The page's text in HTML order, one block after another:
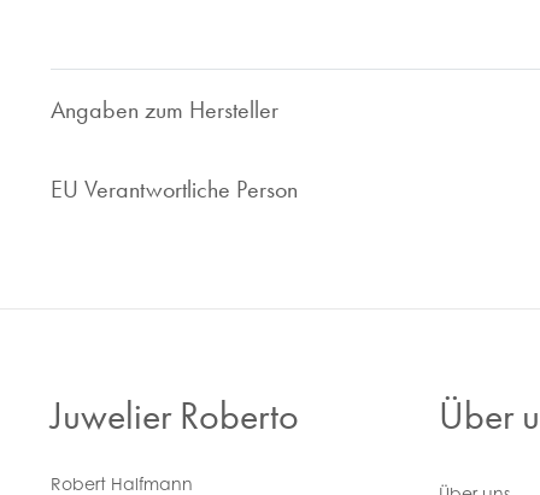
Angaben zum Hersteller
EU Verantwortliche Person
Juwelier Roberto
Robert Halfmann
Über